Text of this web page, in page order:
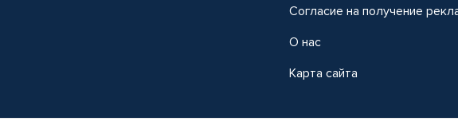
Согласие на получение
О нас
Карта сайта